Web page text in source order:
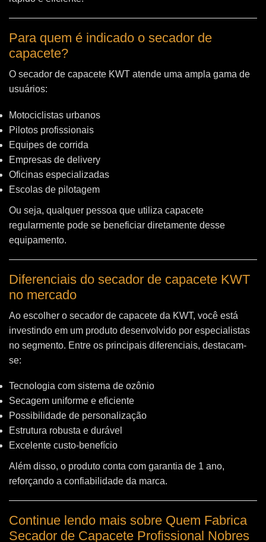
Para quem é indicado o secador de
capacete?
O secador de capacete KWT atende uma ampla gama de
usuários:
Motociclistas urbanos
Pilotos profissionais
Equipes de corrida
Empresas de delivery
Oficinas especializadas
Escolas de pilotagem
Ou seja, qualquer pessoa que utiliza capacete
regularmente pode se beneficiar diretamente desse
equipamento.
Diferenciais do secador de capacete KWT
no mercado
Ao escolher o secador de capacete da KWT, você está
investindo em um produto desenvolvido por especialistas
no segmento. Entre os principais diferenciais, destacam-
se:
Tecnologia com sistema de ozônio
Secagem uniforme e eficiente
Possibilidade de personalização
Estrutura robusta e durável
Excelente custo-benefício
Além disso, o produto conta com garantia de 1 ano,
reforçando a confiabilidade da marca.
Continue lendo mais sobre Quem Fabrica
Secador de Capacete Profissional Nobres